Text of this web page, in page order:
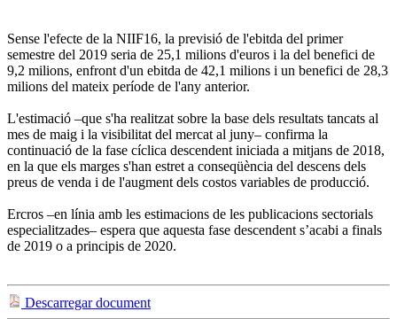
Sense l'efecte de la NIIF16, la previsió de l'ebitda del primer
semestre del 2019 seria de 25,1 milions d'euros i la del benefici de
9,2 milions, enfront d'un ebitda de 42,1 milions i un benefici de 28,3
milions del mateix període de l'any anterior.
L'estimació –que s'ha realitzat sobre la base dels resultats tancats al
mes de maig i la visibilitat del mercat al juny– confirma la
continuació de la fase cíclica descendent iniciada a mitjans de 2018,
en la que els marges s'han estret a conseqüència del descens dels
preus de venda i de l'augment dels costos variables de producció.
Ercros –en línia amb les estimacions de les publicacions sectorials
especialitzades– espera que aquesta fase descendent s’acabi a finals
de 2019 o a principis de 2020.
Descarregar document